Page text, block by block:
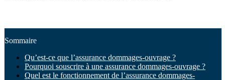
Sommaire
Qu’est-ce que l’assurance dommages-ouvrage ?
Pourquoi souscrire à une assurance dommages-ouvrage ?
Quel est le fonctionnement de l’assurance dommages-